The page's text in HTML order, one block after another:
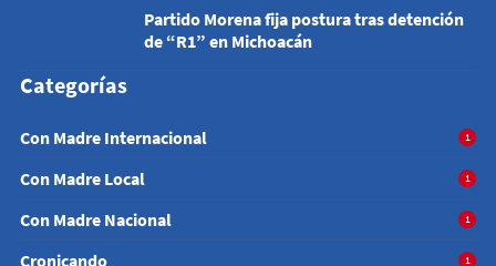
Partido Morena fija postura tras detención
de “R1” en Michoacán
Categorías
Con Madre Internacional 1
Con Madre Local 1
Con Madre Nacional 1
Cronicando 1